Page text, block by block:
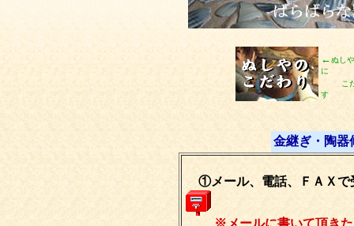
←ぬし
に
こ
す
金継ぎ・陶器
①メール、電話、ＦＡＸで
※メールに書いて頂き